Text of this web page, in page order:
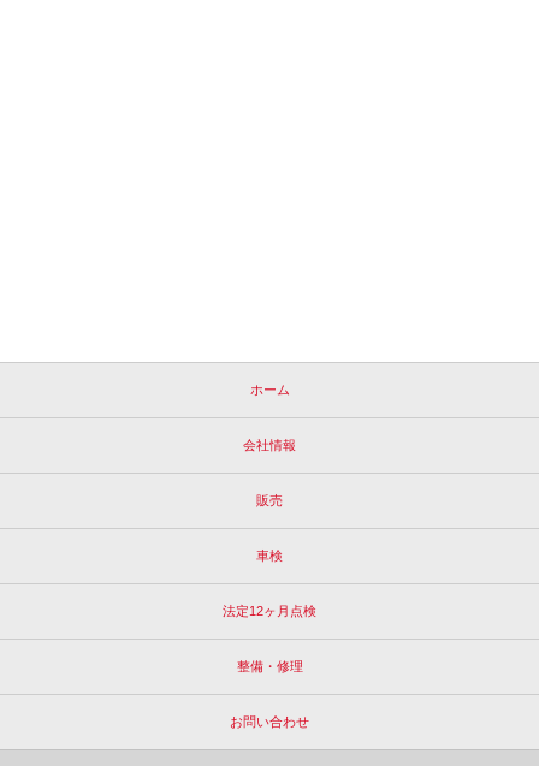
ホーム
会社情報
販売
車検
法定12ヶ月点検
整備・修理
お問い合わせ